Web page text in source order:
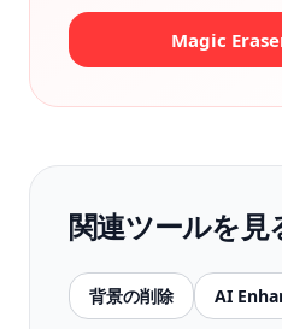
Magic
関連ツールを見
背景の削除 AI